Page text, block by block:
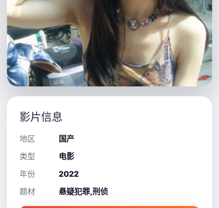
影片信息
地区
国产
类型
电影
年份
2022
题材
悬疑犯罪,刑侦